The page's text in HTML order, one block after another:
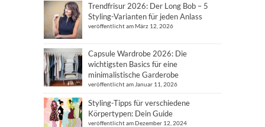
Trendfrisur 2026: Der Long Bob – 5
Styling-Varianten für jeden Anlass
veröffentlicht am März 12, 2026
Capsule Wardrobe 2026: Die
wichtigsten Basics für eine
minimalistische Garderobe
veröffentlicht am Januar 11, 2026
Styling-Tipps für verschiedene
Körpertypen: Dein Guide
veröffentlicht am Dezember 12, 2024